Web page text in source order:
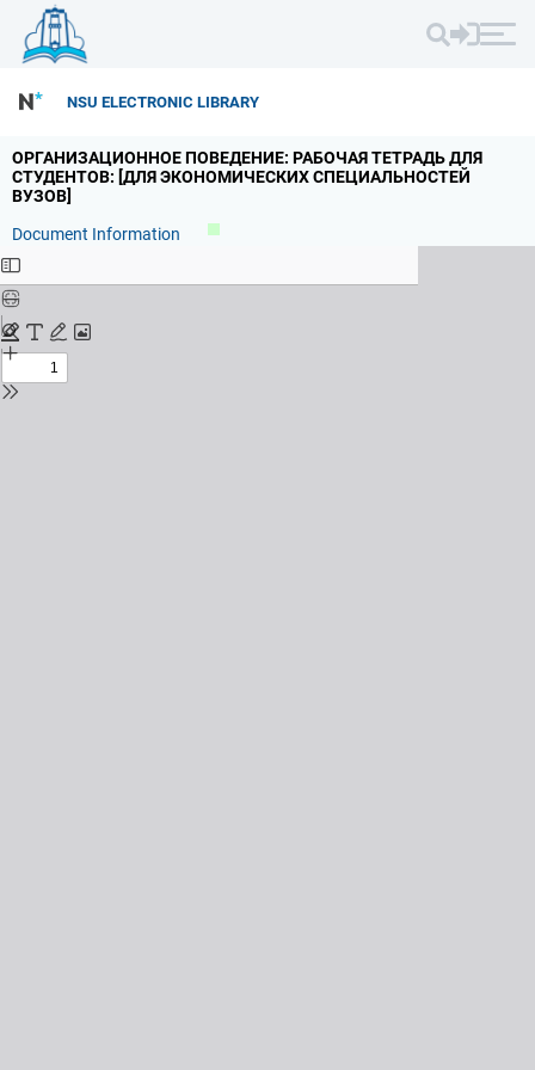
NSU ELECTRONIC LIBRARY
ОРГАНИЗАЦИОННОЕ ПОВЕДЕНИЕ: РАБОЧАЯ ТЕТРАДЬ ДЛЯ
СТУДЕНТОВ: [ДЛЯ ЭКОНОМИЧЕСКИХ СПЕЦИАЛЬНОСТЕЙ
ВУЗОВ]
Document Information